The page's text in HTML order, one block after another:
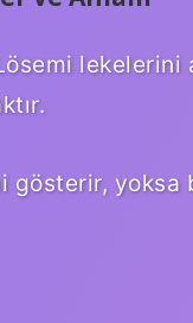
lekelerini
yoksa